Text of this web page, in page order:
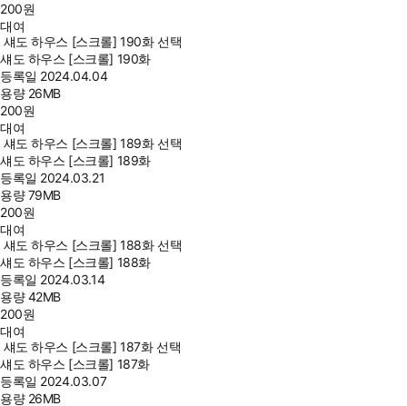
200원
대여
섀도 하우스 [스크롤] 190화 선택
섀도 하우스 [스크롤] 190화
등록일 2024.04.04
용량 26MB
200원
대여
섀도 하우스 [스크롤] 189화 선택
섀도 하우스 [스크롤] 189화
등록일 2024.03.21
용량79MB
200원
대여
섀도 하우스 [스크롤] 188화 선택
섀도 하우스 [스크롤] 188화
등록일 2024.03.14
용량42MB
200원
대여
섀도 하우스 [스크롤] 187화 선택
섀도 하우스 [스크롤] 187화
등록일 2024.03.07
용량 26MB